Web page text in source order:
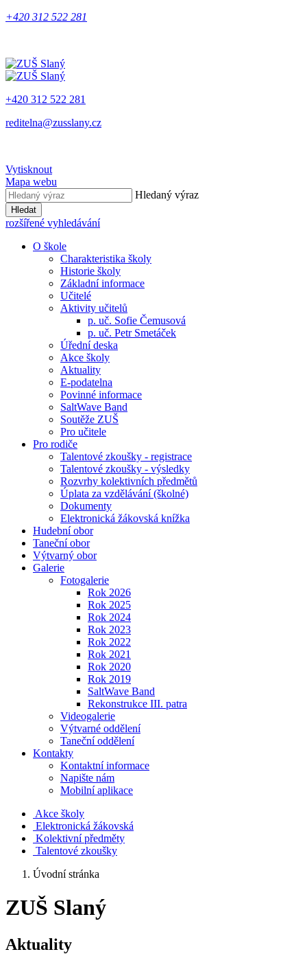
+420 312 522 281
+420 312 522 281
reditelna@zusslany.cz
Vytisknout
Mapa webu
Hledaný výraz
Hledat
rozšířené vyhledávání
O škole
Charakteristika školy
Historie školy
Základní informace
Učitelé
Aktivity učitelů
p. uč. Sofie Čemusová
p. uč. Petr Smetáček
Úřední deska
Akce školy
Aktuality
E-podatelna
Povinné informace
SaltWave Band
Soutěže ZUŠ
Pro učitele
Pro rodiče
Talentové zkoušky - registrace
Talentové zkoušky - výsledky
Rozvrhy kolektivních předmětů
Úplata za vzdělávání (školné)
Dokumenty
Elektronická žákovská knížka
Hudební obor
Taneční obor
Výtvarný obor
Galerie
Fotogalerie
Rok 2026
Rok 2025
Rok 2024
Rok 2023
Rok 2022
Rok 2021
Rok 2020
Rok 2019
SaltWave Band
Rekonstrukce III. patra
Videogalerie
Výtvarné oddělení
Taneční oddělení
Kontakty
Kontaktní informace
Napište nám
Mobilní aplikace
Akce školy
Elektronická žákovská
Kolektivní předměty
Talentové zkoušky
Úvodní stránka
ZUŠ Slaný
Aktuality